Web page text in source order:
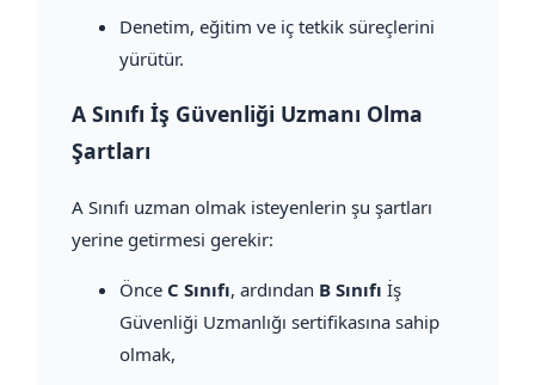
Denetim, eğitim ve iç tetkik süreçlerini
yürütür.
A Sınıfı İş Güvenliği Uzmanı Olma
Şartları
A Sınıfı uzman olmak isteyenlerin şu şartları
yerine getirmesi gerekir:
Önce C Sınıfı, ardından B Sınıfı İş
Güvenliği Uzmanlığı sertifikasına sahip
olmak,